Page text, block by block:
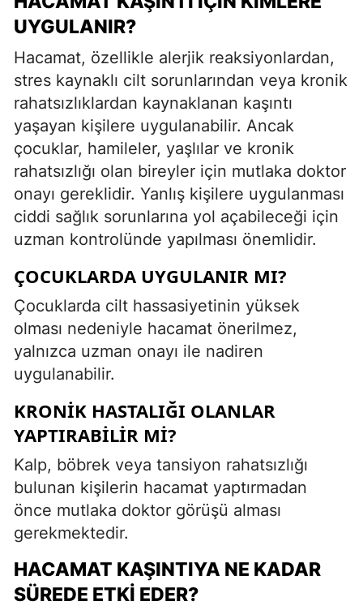
UYGULANIR?
Hacamat, özellikle alerjik reaksiyonlardan,
stres kaynaklı cilt sorunlarından veya kronik
rahatsızlıklardan kaynaklanan kaşıntı
yaşayan kişilere uygulanabilir. Ancak
çocuklar, hamileler, yaşlılar ve kronik
rahatsızlığı olan bireyler için mutlaka doktor
onayı gereklidir. Yanlış kişilere uygulanması
ciddi sağlık sorunlarına yol açabileceği için
uzman kontrolünde yapılması önemlidir.
ÇOCUKLARDA UYGULANIR MI?
Çocuklarda cilt hassasiyetinin yüksek
olması nedeniyle hacamat önerilmez,
yalnızca uzman onayı ile nadiren
uygulanabilir.
KRONIK HASTALIĞI OLANLAR
YAPTIRABILIR MI?
Kalp, böbrek veya tansiyon rahatsızlığı
bulunan kişilerin hacamat yaptırmadan
önce mutlaka doktor görüşü alması
gerekmektedir.
HACAMAT KAŞINTIYA NE KADAR
SÜREDE ETKI EDER?